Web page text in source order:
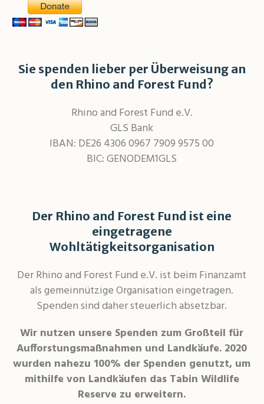
Sie spenden lieber per Überweisung an
den Rhino and Forest Fund?
Rhino and Forest Fund e.V.
GLS Bank
IBAN: DE26 4306 0967 7909 9575 00
BIC: GENODEM1GLS
Der Rhino and Forest Fund ist eine
eingetragene
Wohltätigkeitsorganisation
Der Rhino and Forest Fund e.V. ist beim Finanzamt
als gemeinnützige Organisation eingetragen.
Spenden sind daher steuerlich absetzbar.
Wir nutzen unsere Spenden zum Großteil für
Aufforstungsmaßnahmen und Landkäufe. 2020
wurden nahezu 100% der Spenden genutzt, um
mithilfe von Landkäufen das Tabin Wildlife
Reserve zu erweitern.